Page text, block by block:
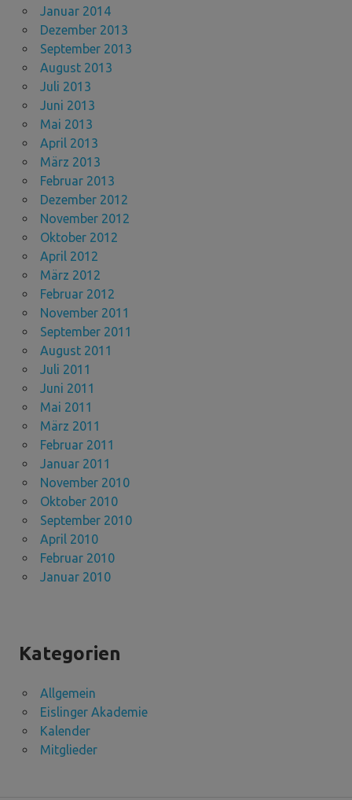
Januar 2014
Dezember 2013
September 2013
August 2013
Juli 2013
Juni 2013
Mai 2013
April 2013
März 2013
Februar 2013
Dezember 2012
November 2012
Oktober 2012
April 2012
März 2012
Februar 2012
November 2011
September 2011
August 2011
Juli 2011
Juni 2011
Mai 2011
März 2011
Februar 2011
Januar 2011
November 2010
Oktober 2010
September 2010
April 2010
Februar 2010
Januar 2010
Kategorien
Allgemein
Eislinger Akademie
Kalender
Mitglieder